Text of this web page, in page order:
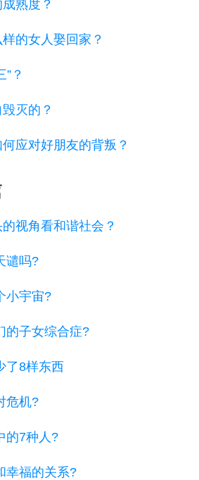
熟度？
的女人娶回家？
？
灭的？
应对好朋友的背叛？
视角看和谐社会？
谴吗?
小宇宙?
的子女综合症?
了8样东西
危机?
的7种人?
幸福的关系?